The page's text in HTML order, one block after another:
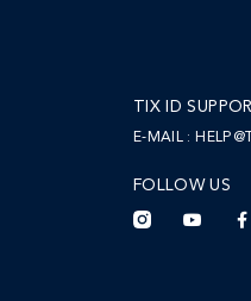
TIX ID
E-MAIL :
FOLLOW US